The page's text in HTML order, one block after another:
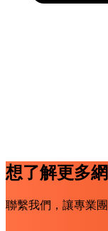
想了解更多
聯繫我們，讓專業